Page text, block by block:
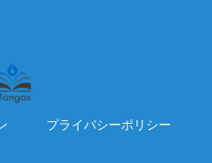
プライバシーポリシー